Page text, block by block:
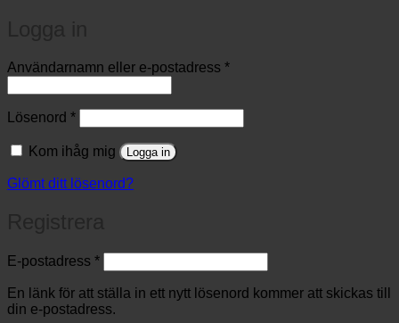
Användarnamn eller e-postadress *Obligatoriskt
Lösenord *Obligatoriskt
Kom ihåg mig Logga in
Glömt ditt lösenord?
E-postadress *Obligatoriskt
En länk för att ställa in ett nytt lösenord kommer att skickas till
din e-postadress.